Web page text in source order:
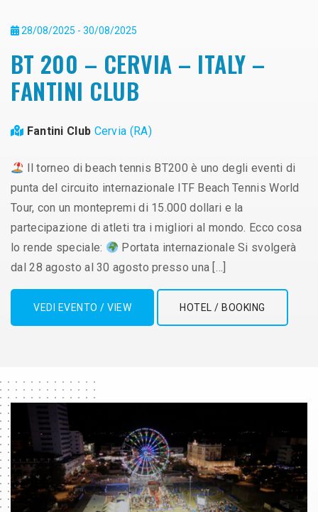
28/08/2025 - 30/08/2025
BT 200 – CERVIA – ITALY –
FANTINI CLUB
Fantini Club Cervia (RA)
Il torneo di beach tennis BT200 è uno degli eventi di
punta del circuito internazionale ITF Beach Tennis World
Tour, con un montepremi di 15.000 dollari e la
partecipazione di atleti tra i migliori al mondo. Ecco cosa
lo rende speciale:
Portata internazionale Si svolgerà
dal 28 agosto al 30 agosto presso una […]
VEDI EVENTO / VIEW HOTEL / BOOKING